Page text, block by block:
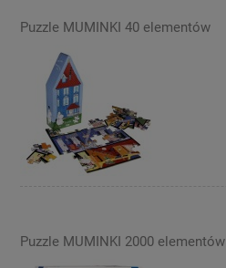
Puzzle MUMINKI 40 elementów
Puzzle MUMINKI 2000 elementów